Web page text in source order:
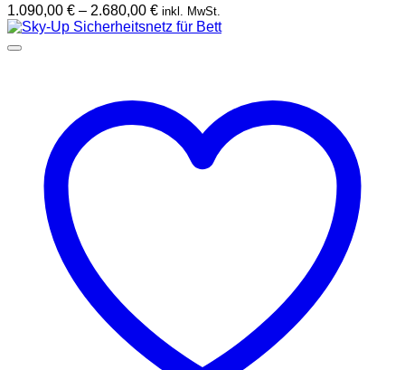
1.090,00 € – 2.680,00 €Preisspanne:
1.090,00 €
inkl. MwSt.